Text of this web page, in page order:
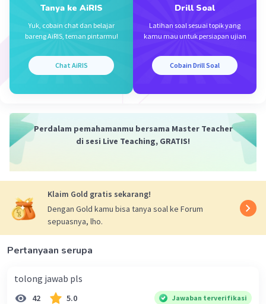
Tanya ke AiRIS
Yuk, cobain chat dan belajar
bareng AiRIS, teman pintarmu!
Chat AiRIS
Drill Soal
Latihan soal sesuai topik yang
kamu mau untuk persiapan ujian
Cobain Drill Soal
Perdalam pemahamanmu bersama Master Teacher
di sesi Live Teaching, GRATIS!
Klaim Gold gratis sekarang!
Dengan Gold kamu bisa tanya soal ke Forum
sepuasnya, lho.
Pertanyaan serupa
tolong jawab pls
42 5.0 Jawaban terverifikasi